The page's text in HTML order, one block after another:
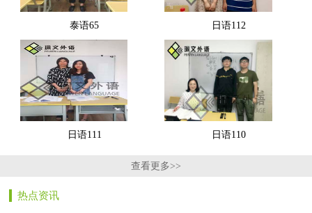
泰语65 日语112
日语111 日语110
查看更多>>
热点资讯